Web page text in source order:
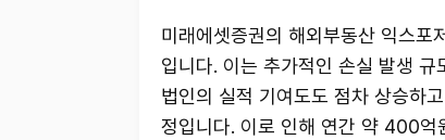
미래에셋증권의 해외부동산 익스
입니다. 이는 추가적인 손실 발생
법인의 실적 기여도도 점차 상승하
정입니다. 이로 인해 연간 약 400억